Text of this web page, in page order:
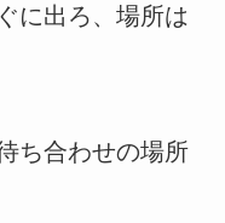
に出ろ、場所は
ち合わせの場所